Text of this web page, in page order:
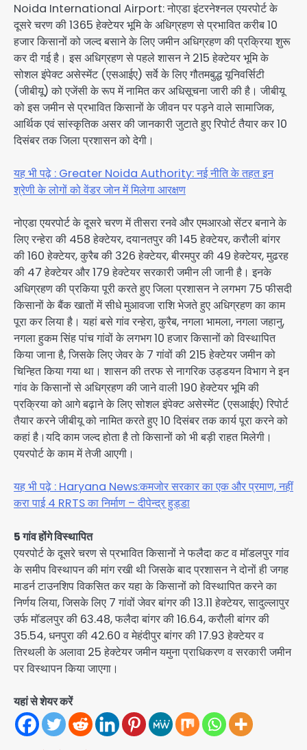
Noida International Airport: नोएडा इंटरनेश्नल एयरपोर्ट के
दूसरे चरण की 1365 हेक्टेयर भूमि के अधिग्रहण से प्रभावित करीब 10
हजार किसानों को जल्द बसाने के लिए जमीन अधिग्रहण की प्रक्रिया शुरू
कर दी गई है। इस अधिग्रहण से पहले शासन ने 215 हेक्टेयर भूमि के
सोशल इंपेक्ट असेस्मेंट (एसआईए) सर्वे के लिए गौतमबुद्ध यूनिवर्सिटी
(जीबीयू) को एजेंसी के रूप में नामित कर अधिसूचना जारी की है। जीबीयू
को इस जमीन से प्रभावित किसानों के जीवन पर पड़ने वाले सामाजिक,
आर्थिक एवं सांस्कृतिक असर की जानकारी जुटाते हुए रिपोर्ट तैयार कर 10
दिसंबर तक जिला प्रशासन को देगी।
यह भी पढ़े : Greater Noida Authority: नई नीति के तहत इन
श्रेणी के लोगों को वेंडर जोन में मिलेगा आरक्षण
नोएडा एयरपोर्ट के दूसरे चरण में तीसरा रनवे और एमआरओ सेंटर बनाने के
लिए रन्हेरा की 458 हेक्टेयर, दयानतपुर की 145 हेक्टेयर, करौली बांगर
की 160 हेक्टेयर, कुरैब की 326 हेक्टेयर, बीरमपुर की 49 हेक्टेयर, मुढरह
की 47 हेक्टेयर और 179 हेक्टेयर सरकारी जमीन ली जानी है। इनके
अधिग्रहण की प्रकिया पूरी करते हुए जिला प्रशासन ने लगभग 75 फीसदी
किसानों के बैंक खातों में सीधे मुआवजा राशि भेजते हुए अधिग्रहण का काम
पूरा कर लिया है। यहां बसे गांव रन्हेरा, कुरैब, नगला भामला, नगला जहानु,
नगला हुकम सिंह पांच गांवों के लगभग 10 हजार किसानों को विस्थापित
किया जाना है, जिसके लिए जेवर के 7 गांवों की 215 हेक्टेयर जमीन को
चिन्हित किया गया था। शासन की तरफ से नागरिक उड्डयन विभाग ने इन
गांव के किसानों से अधिग्रहण की जाने वाली 190 हेक्टेयर भूमि की
प्रक्रिया को आगे बढ़ाने के लिए सोशल इंपेक्ट असेस्मेंट (एसआईए) रिपोर्ट
तैयार करने जीबीयू को नामित करते हुए 10 दिसंबर तक कार्य पूरा करने को
कहां है।यदि काम जल्द होता है तो किसानों को भी बड़ी राहत मिलेगी।
एयरपोर्ट के काम में तेजी आएगी।
यह भी पढ़े : Haryana News:कमजोर सरकार का एक और प्रमाण, नहीं
करा पाई 4 RRTS का निर्माण – दीपेन्द्र हुड्डा
5 गांव होंगे विस्थापित
एयरपोर्ट के दूसरे चरण से प्रभावित किसानों ने फलैदा कट व मॉडलपुर गांव
के समीप विस्थापन की मांग रखी थी जिसके बाद प्रशासन ने दोनों ही जगह
माडर्न टाउनशिप विकसित कर यहा के किसानों को विस्थापित करने का
निर्णय लिया, जिसके लिए 7 गांवों जेवर बांगर की 13.11 हेक्टेयर, सादुल्लापुर
उर्फ मॉडलपुर की 63.48, फलैदा बांगर की 16.64, करौली बांगर की
35.54, धनपुरा की 42.60 व मेहंदीपुर बांगर की 17.93 हेक्टेयर व
तिरथली के अलावा 25 हेक्टेयर जमीन यमुना प्राधिकरण व सरकारी जमीन
पर विस्थापन किया जाएगा।
यहां से शेयर करें